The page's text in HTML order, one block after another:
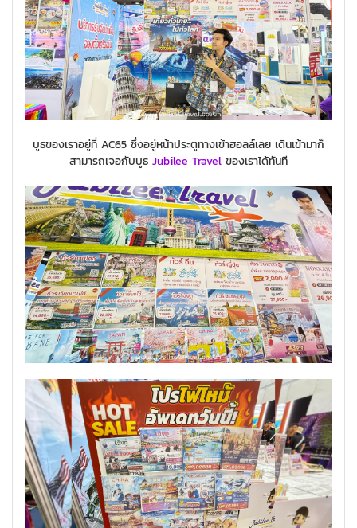
บูธของเราอยู่ที่ AC65 ซึ่งอยู่หน้าประตูทางเข้าฮอลล์เลย เดินเข้ามาก็
สามารถเจอกับบูธ Jubilee Travel ของเราได้ทันที